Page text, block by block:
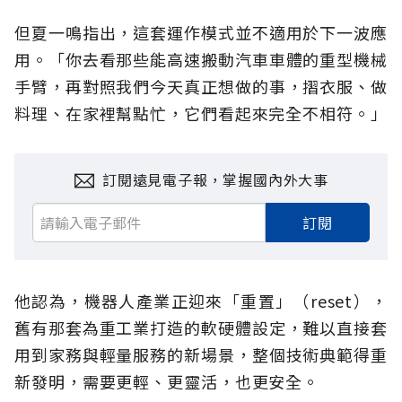
但夏一鳴指出，這套運作模式並不適用於下一波應
用。「你去看那些能高速搬動汽車車體的重型機械
手臂，再對照我們今天真正想做的事，摺衣服、做
料理、在家裡幫點忙，它們看起來完全不相符。」
訂閱遠見電子報，掌握國內外大事
訂閱
他認為，機器人產業正迎來「重置」（reset），
舊有那套為重工業打造的軟硬體設定，難以直接套
用到家務與輕量服務的新場景，整個技術典範得重
新發明，需要更輕、更靈活，也更安全。